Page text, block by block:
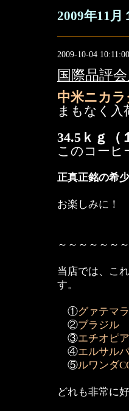
2009年11月
2009-10-04 10:11:00
国際品評
中米ニカ
まもなく入
34.5ｋｇ（
このコー
正真正銘の希
お楽しみに！
～～～～～～
当店では、こ
す。
①グァテマ
②ブラジル
③エチオピ
④エルサル
⑤ルワンダ
どれも非常に